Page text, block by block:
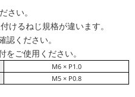
さい。
けるねじ規格が違います。
ください。
ご使用ください。
M6 × P1.0
M5 × P0.8